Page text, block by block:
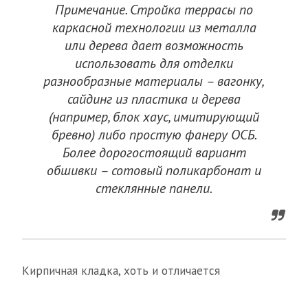
Примечание. Стройка террасы по
каркасной технологии из металла
или дерева дает возможность
использовать для отделки
разнообразные материалы – вагонку,
сайдинг из пластика и дерева
(например, блок хаус, имитирующий
бревно) либо простую фанеру ОСБ.
Более дорогостоящий вариант
обшивки – сотовый поликарбонат и
стеклянные панели.
Кирпичная кладка, хоть и отличается